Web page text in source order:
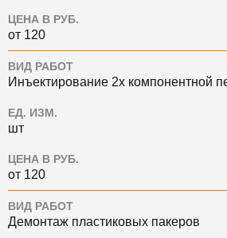
ЦЕНА В РУБ.
от 120
ВИД РАБОТ
Инъектирование 2х компонентной
ЕД. ИЗМ.
шт
ЦЕНА В РУБ.
от 120
ВИД РАБОТ
Демонтаж пластиковых пакеров